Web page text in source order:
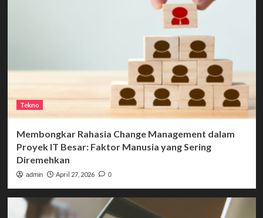
Tekno
Membongkar Rahasia Change Management dalam
Proyek IT Besar: Faktor Manusia yang Sering
Diremehkan
admin April 27, 2026 0